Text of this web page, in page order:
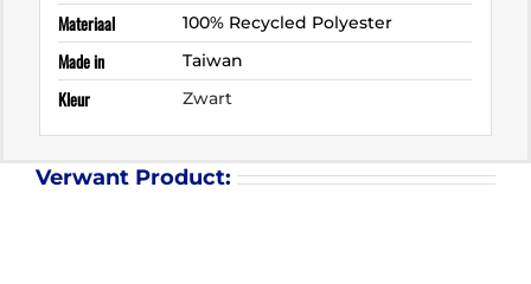
Materiaal 100% Recycled Polyester
Made in Taiwan
Kleur Zwart
Verwant Product: